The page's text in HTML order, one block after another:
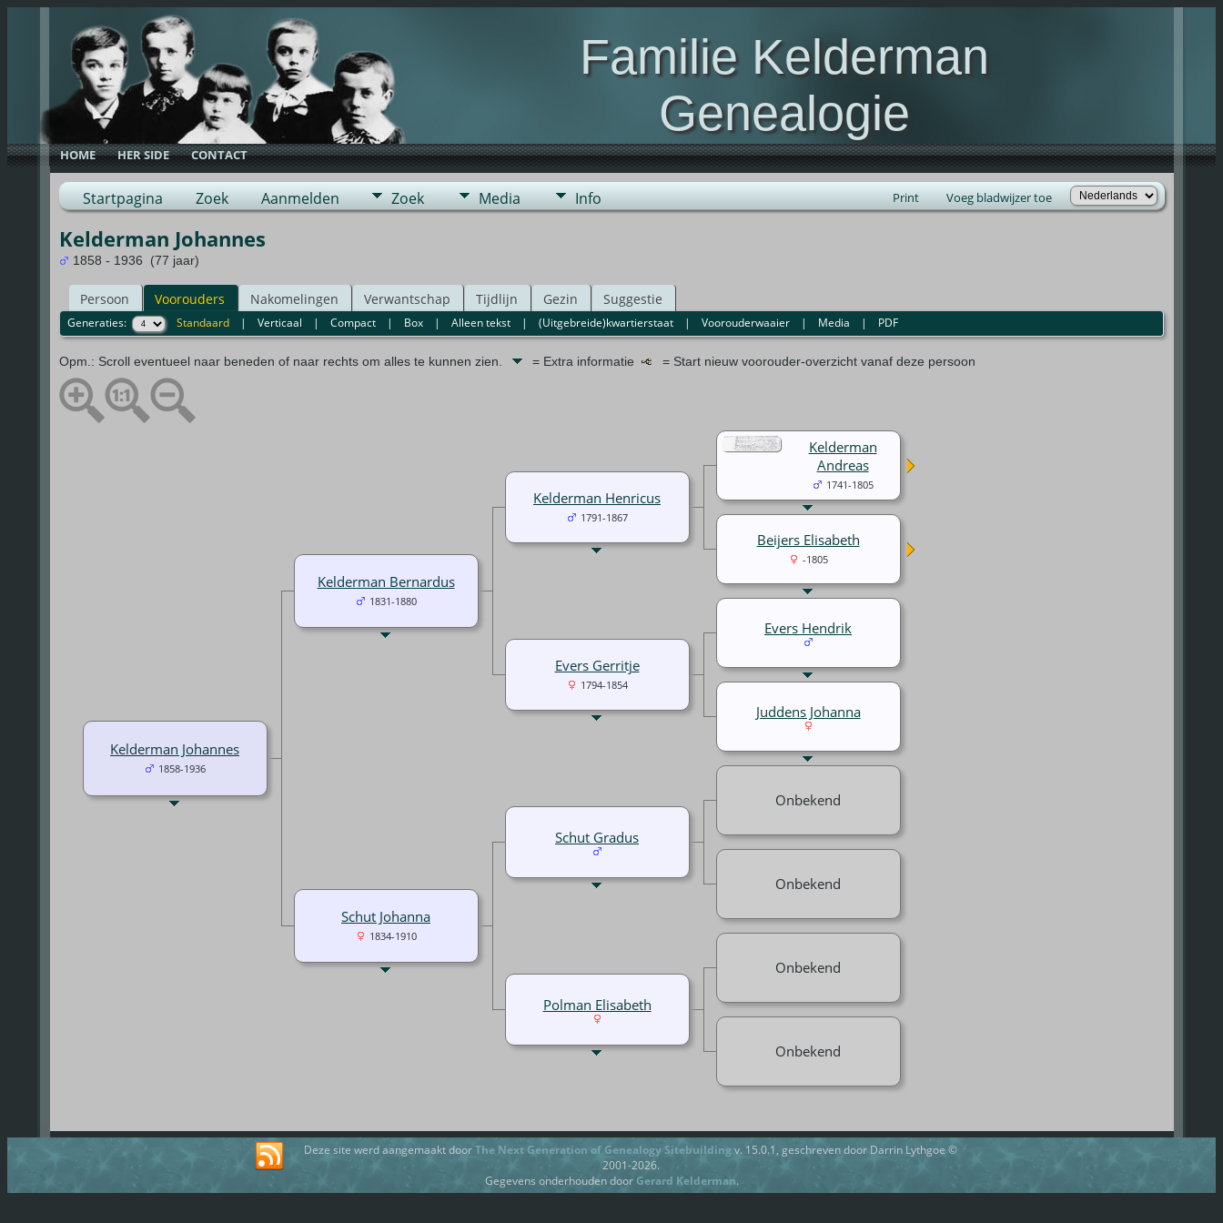
Familie Kelderman
Genealogie
Genealogie van de familie Kelderman(s)
HOME HER SIDE CONTACT
Startpagina Zoek Aanmelden Zoek Media Info Print Voeg bladwijzer toe
Kelderman Johannes
1858 - 1936 (77 jaar)
Persoon Voorouders Nakomelingen Verwantschap Tijdlijn Gezin Suggestie
Generaties: Standaard| Verticaal | Compact| Box| Alleen tekst| (Uitgebreide)kwartierstaat| Voorouderwaaier| Media | PDF
Opm.: Scroll eventueel naar beneden of naar rechts om alles te kunnen zien. = Extra informatie = Start nieuw voorouder-overzicht vanaf deze persoon
Kelderman Johannes
1858-1936
Kelderman Bernardus
1831-1880
Kelderman Henricus
1791-1867
Kelderman
Andreas
1741-1805
Beijers Elisabeth
-1805
Evers Gerritje
1794-1854
Evers Hendrik
Juddens Johanna
Schut Johanna
1834-1910
Schut Gradus
Onbekend
Onbekend
Polman Elisabeth
Onbekend
Onbekend
Deze site werd aangemaakt doorThe Next Generation of Genealogy Sitebuildingv. 15.0.1, geschreven door Darrin Lythgoe ©
2001-2026.
Gegevens onderhouden door Gerard Kelderman.